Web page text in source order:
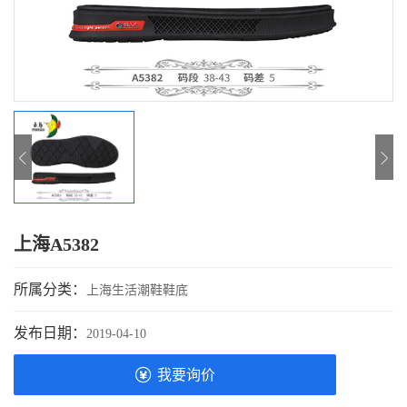
上海A5382
所属分类： 上海生活潮鞋鞋底
发布日期： 2019-04-10
我要询价